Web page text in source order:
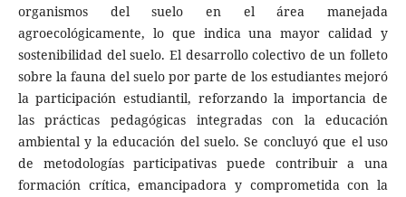
organismos del suelo en el área manejada
agroecológicamente, lo que indica una mayor calidad y
sostenibilidad del suelo. El desarrollo colectivo de un folleto
sobre la fauna del suelo por parte de los estudiantes mejoró
la participación estudiantil, reforzando la importancia de
las prácticas pedagógicas integradas con la educación
ambiental y la educación del suelo. Se concluyó que el uso
de metodologías participativas puede contribuir a una
formación crítica, emancipadora y comprometida con la